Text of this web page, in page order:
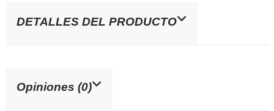
DETALLES DEL PRODUCTO
Opiniones (0)